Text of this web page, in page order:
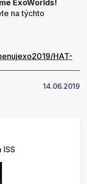
ExoWorlds!
na týchto
14.06.2019